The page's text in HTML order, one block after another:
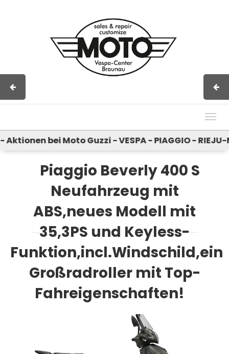
bei Moto Guzzi - VESPA - PIAGGIO -
Piaggio Beverly 400 S
Neufahrzeug mit
ABS,neues Modell mit
35,3PS und Keyless-
Funktion,incl.Windschild,ein
Großradroller mit Top-
Fahreigenschaften!